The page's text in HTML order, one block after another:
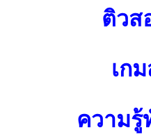
ติวส
เก
ความรู้